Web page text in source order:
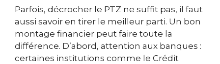
Parfois, décrocher le PTZ ne suffit pas, il faut
aussi savoir en tirer le meilleur parti. Un bon
montage financier peut faire toute la
différence. D’abord, attention aux banques :
certaines institutions comme le Crédit